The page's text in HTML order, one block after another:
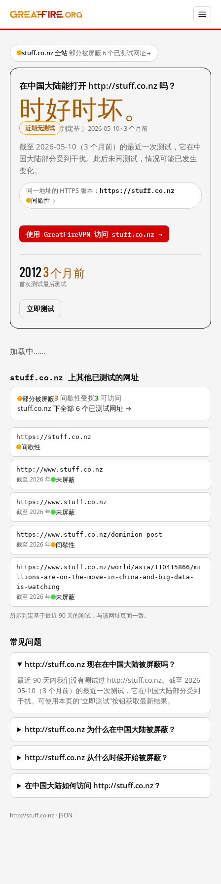
stuff.co.nz 全站·部分被屏蔽·6 个已测试网址→
在中国大陆能打开 http://stuff.co.nz 吗？
时好时坏。
近期无测试 判定基于 2026-05-10 · 3 个月前
截至 2026-05-10（3 个月前）的最近一次测试，它在中
国大陆部分受到干扰。此后未再测试，情况可能已发生
变化。
同一地址的 HTTPS 版本： https://stuff.co.nz
间歇性→
使用 GreatFireVPN 访问 stuff.co.nz →
2012
首次测试
3 个月前
最后测试
立即测试
加载中……
stuff.co.nz 上其他已测试的网址
部分被屏蔽3 间歇性受扰3 可访问
stuff.co.nz 下全部 6 个已测试网址 →
https://stuff.co.nz
间歇性
http://www.stuff.co.nz
截至 2026 年 未屏蔽
https://www.stuff.co.nz
截至 2026 年 未屏蔽
https://www.stuff.co.nz/dominion-post
截至 2026 年 间歇性
https://www.stuff.co.nz/world/asia/110415866/mi
llions-are-on-the-move-in-china-and-big-data-
is-watching
截至 2026 年 未屏蔽
所示判定基于最近 90 天的测试，与该网址页面一致。
常见问题
http://stuff.co.nz 现在在中国大陆被屏蔽吗？
最近 90 天内我们没有测试过 http://stuff.co.nz。截至 2026-
05-10（3 个月前）的最近一次测试，它在中国大陆部分受到
干扰。可使用本页的“立即测试”按钮获取最新结果。
http://stuff.co.nz 为什么在中国大陆被屏蔽？
http://stuff.co.nz 从什么时候开始被屏蔽？
在中国大陆如何访问 http://stuff.co.nz？
http://stuff.co.nz · JSON